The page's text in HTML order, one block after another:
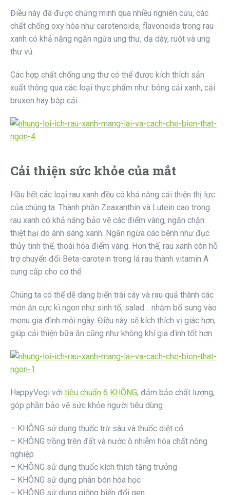
Điều này đã được chứng minh qua nhiều nghiên cứu, các
chất chống oxy hóa như carotenoids, flavonoids trong rau
xanh có khả năng ngăn ngừa ung thư, dạ dày, ruột và ung
thư vú.
Các hợp chất chống ung thư có thể được kích thích sản
xuất thông qua các loại thực phẩm như: bông cải xanh, cải
bruxen hay bắp cải.
Cải thiện sức khỏe của mắt
Hầu hết các loại rau xanh đều có khả năng cải thiện thị lực
của chúng ta. Thành phần Zeaxanthin và Lutein cao trong
rau xanh có khả năng bảo vệ các điểm vàng, ngăn chặn
thiệt hại do ánh sáng xanh. Ngăn ngừa các bệnh như đục
thủy tinh thể, thoái hóa điểm vàng. Hơn thế, rau xanh còn hỗ
trợ chuyển đổi Beta-carotein trong lá rau thành vitamin A
cung cấp cho cơ thể.
Chúng ta có thể dễ dàng biến trái cây và rau quả thành các
món ăn cực kì ngon như sinh tố, salad… nhằm bổ sung vào
menu gia đình mỗi ngày. Điều này sẽ kích thích vị giác hơn,
giúp cải thiện bữa ăn cũng như không khí gia đình tốt hơn.
HappyVegi với tiêu chuẩn 6 KHÔNG, đảm bảo chất lượng,
góp phần bảo vệ sức khỏe người tiêu dùng
– KHÔNG sử dụng thuốc trừ sâu và thuốc diệt cỏ
– KHÔNG trồng trên đất và nước ô nhiễm hóa chất nông
nghiệp
– KHÔNG sử dụng thuốc kích thích tăng trưởng
– KHÔNG sử dụng phân bón hóa học
– KHÔNG sử dụng giống biến đổi gen